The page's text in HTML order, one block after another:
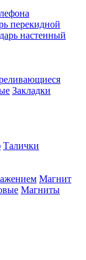
перекидной
настенный
Закладки
Талички
Магнит
Магниты